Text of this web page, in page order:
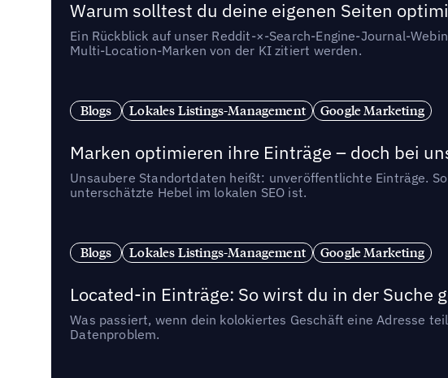
Warum solltest du deine eigenen Seiten
Ein Rückblick auf unser Reddit-×-Search-Engine-Journal-
Multi-Location-Marken von der KI zitiert werden.
Blogs Lokales Listings-Management Google Marketing
Marken optimieren ihre Einträge – doch bei
Unsaubere Standortdaten heißt: unveröffentlichte Einträge.
unterschätzte Hebel im lokalen SEO ist.
Blogs Lokales Listings-Management Google Marketing
Located-in Einträge: So wirst du in der
Was passiert, wenn dein kolokiertes Geschäft eine Adresse
Datenproblem.